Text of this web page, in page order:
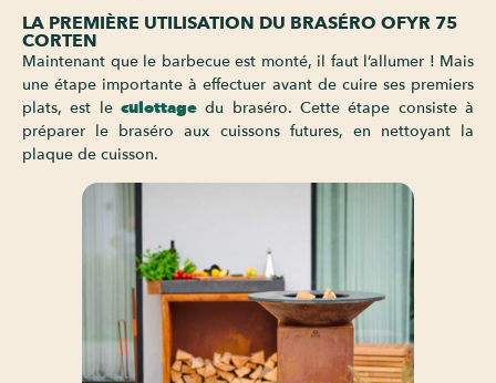
LA PREMIÈRE UTILISATION DU BRASÉRO OFYR 75
CORTEN
Maintenant que le barbecue est monté, il faut l’allumer ! Mais
une étape importante à effectuer avant de cuire ses premiers
plats, est le culottage du braséro. Cette étape consiste à
préparer le braséro aux cuissons futures, en nettoyant la
plaque de cuisson.